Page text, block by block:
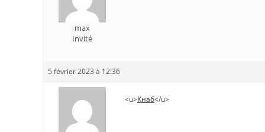
max
Invité
5 février 2023 à 12:36
<u>Кнаб</u>